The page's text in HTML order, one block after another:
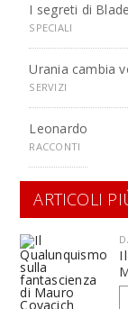
I segreti di
SPECIALI
Urania cambia
SERVIZI
Leonardo
RACCONTI
ARTICOLI